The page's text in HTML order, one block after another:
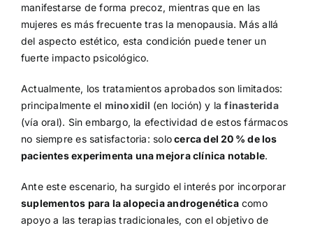
manifestarse de forma precoz, mientras que en las
mujeres es más frecuente tras la menopausia. Más allá
del aspecto estético, esta condición puede tener un
fuerte impacto psicológico.
Actualmente, los tratamientos aprobados son limitados:
principalmente el minoxidil (en loción) y lafinasterida
(vía oral). Sin embargo, la efectividad de estos fármacos
no siempre es satisfactoria: solocerca del 20 % de los
pacientes experimenta una mejora clínica notable.
Ante este escenario, ha surgido el interés por incorporar
suplementos para la alopecia androgenéticacomo
apoyo a las terapias tradicionales, con el objetivo de